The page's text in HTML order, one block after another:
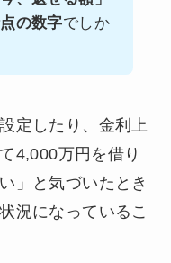
の数字でしか
定したり、金利上
4,000万円を借り
」と気づいたとき
況になっているこ